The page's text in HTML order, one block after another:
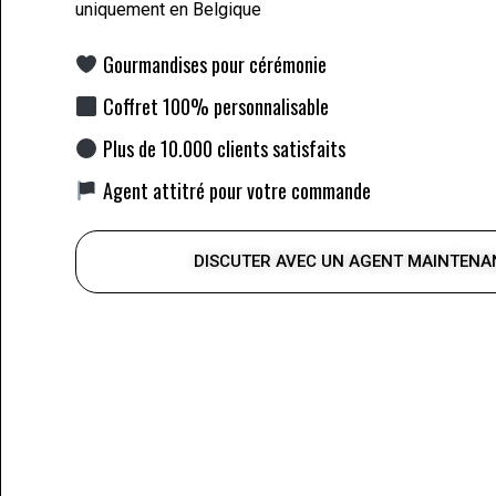
uniquement en Belgique
Gourmandises pour cérémonie
Coffret 100% personnalisable
Plus de 10.000 clients satisfaits
Agent attitré pour votre commande
DISCUTER AVEC UN AGENT